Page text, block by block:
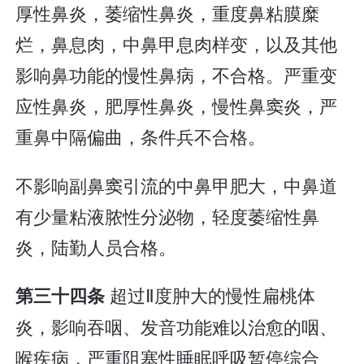
厚性鼻炎，萎缩性鼻炎，重度鼻粘膜糜
烂，鼻息肉，中鼻甲息肉样变，以及其他
影响鼻功能的慢性鼻病，不合格。严重变
应性鼻炎，肥厚性鼻炎，慢性鼻窦炎，严
重鼻中隔偏曲，条件兵不合格。
不影响副鼻窦引流的中鼻甲肥大，中鼻道
有少量粘液脓性分泌物，轻度萎缩性鼻
炎，陆勤人员合格。
第三十四条 超过Ⅱ度肿大的慢性扁桃体
炎，影响吞咽、发音功能难以治愈的咽、
喉疾病，严重阻塞性睡眠呼吸暂停综合